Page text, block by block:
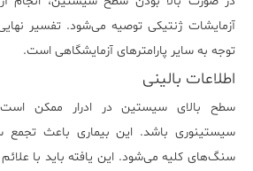
آزمایشات ژنتیکی توصیه می‌شود. تفسیر
توجه به سایر پارامترهای آزمایشگاهی است.
اطلاعات بالینی
سطح بالای سیستین در ادرار ممکن است
سیستینوری باشد. این بیماری باعث
سنگ‌های کلیه می‌شود. این یافته باید با علائم